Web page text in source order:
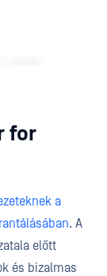
for
a
. A
előtt
és bizalmas